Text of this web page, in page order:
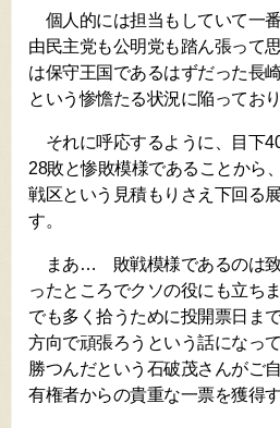
個人的には担当もしていて一
由民主党も公明党も踏ん張って
は保守王国であるはずだった長
という惨憺たる状況に陥ってお
それに呼応するように、目下
28敗と惨敗模様であることから
戦区という見積もりさえ下回る
す。
まあ… 敗戦模様であるのは致
ったところでクソの役にも立ち
でも多く拾うために投開票日ま
方向で頑張ろうという話になっ
勝つんだという石破茂さんがご
有権者からの貴重な一票を獲得